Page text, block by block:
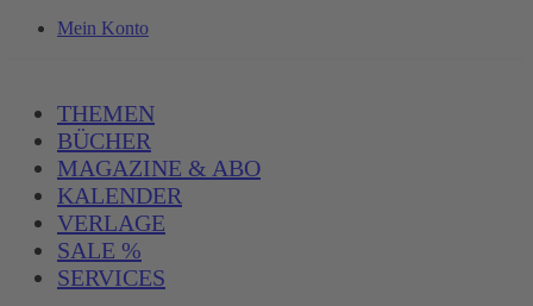
Mein Konto
THEMEN
BÜCHER
MAGAZINE & ABO
KALENDER
VERLAGE
SALE %
SERVICES